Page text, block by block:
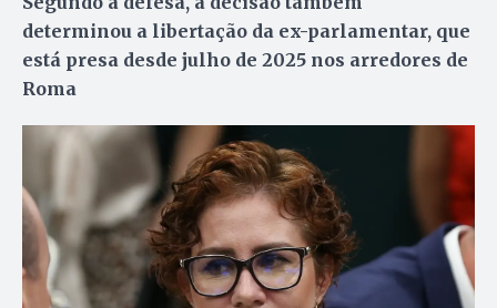
determinou a libertação da ex-parlamentar, que
está presa desde julho de 2025 nos arredores de
Roma